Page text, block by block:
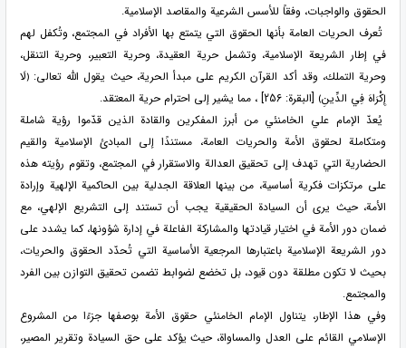
الحقوق والواجبات، وفقاً للأسس الشرعية والمقاصد الإسلامية.
تُعرف الحريات العامة بأنها الحقوق التي يتمتع بها الأفراد في المجتمع، وتُكفل لهم
في إطار الشريعة الإسلامية، وتشمل حرية العقيدة، وحرية التعبير، وحرية التنقل،
وحرية التملك، وقد أكد القرآن الكريم على مبدأ الحرية، حيث يقول الله تعالى: ﴿لَا
إِكْرَاهَ فِي الدِّينِ﴾ [البقرة: 256] ، مما يشير إلى احترام حرية المعتقد.
يُعدّ الإمام علي الخامنئي من أبرز المفكرين والقادة الذين قدّموا رؤية شاملة
ومتكاملة لحقوق الأمة والحريات العامة، مستندًا إلى المبادئ الإسلامية والقيم
الحضارية التي تهدف إلى تحقيق العدالة والاستقرار في المجتمع، وتقوم رؤيته هذه
على مرتكزات فكرية أساسية، من بينها العلاقة الجدلية بين الحاكمية الإلهية وإرادة
الأمة، حيث يرى أن السيادة الحقيقية يجب أن تستند إلى التشريع الإلهي، مع
ضمان دور الأمة في اختيار قيادتها والمشاركة الفاعلة في إدارة شؤونها، كما يشدد على
دور الشريعة الإسلامية باعتبارها المرجعية الأساسية التي تُحدّد الحقوق والحريات،
بحيث لا تكون مطلقة دون قيود، بل تخضع لضوابط تضمن تحقيق التوازن بين الفرد
والمجتمع.
وفي هذا الإطار، يتناول الإمام الخامنئي حقوق الأمة بوصفها جزءًا من المشروع
الإسلامي القائم على العدل والمساواة، حيث يؤكد على حق السيادة وتقرير المصير،